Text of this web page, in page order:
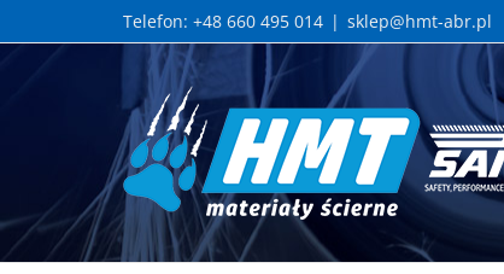
to
Telefon: +48 660 495 014 | sklep@hmt-abr.pl